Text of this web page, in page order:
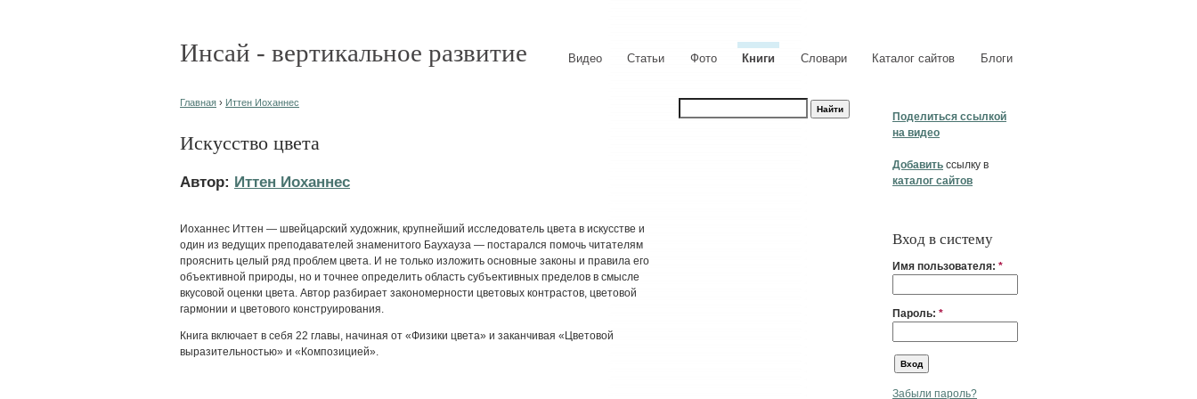
Инсай - вертикальное развитие Видео Статьи Фото Книги Словари Каталог сайтов Блоги
Поделиться ссылкой
на видео
Добавить ссылку в
каталог сайтов
Вход в систему
Имя пользователя: *
Пароль: *
Забыли пароль?
Главная › Иттен Иоханнес
Искусство цвета
Автор: Иттен Иоханнес
Иоханнес Иттен — швейцарский художник, крупнейший исследователь цвета в искусстве и
один из ведущих преподавателей знаменитого Баухауза — постарался помочь читателям
прояснить целый ряд проблем цвета. И не только изложить основные законы и правила его
объективной природы, но и точнее определить область субъективных пределов в смысле
вкусовой оценки цвета. Автор разбирает закономерности цветовых контрастов, цветовой
гармонии и цветового конструирования.
Книга включает в себя 22 главы, начиная от «Физики цвета» и заканчивая «Цветовой
выразительностью» и «Композицией».